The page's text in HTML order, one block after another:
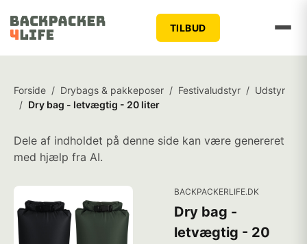
TILBUD
Forside / Drybags & pakkeposer / Festivaludstyr / Udstyr
/ Dry bag - letvægtig - 20 liter
Dele af indholdet på denne side kan være genereret
med hjælp fra AI.
BACKPACKERLIFE.DK
Dry bag -
letvægtig - 20